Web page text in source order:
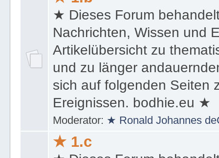
★ Dieses Forum
Nachrichten, Wissen und
Artikelübersicht zu
und zu länger
sich auf folgenden Seiten
Ereignissen. bodhie.eu ★
Moderator: ★ Ronald Johannes
★ 1.c